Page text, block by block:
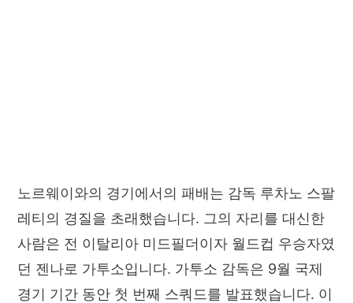
노르웨이와의 경기에서의 패배는 감독 루차노 스팔
레티의 경질을 초래했습니다. 그의 자리를 대신한
사람은 전 이탈리아 미드필더이자 월드컵 우승자였
던 젠나로 가투소입니다. 가투소 감독은 9월 국제
경기 기간 동안 첫 번째 스쿼드를 발표했습니다. 이